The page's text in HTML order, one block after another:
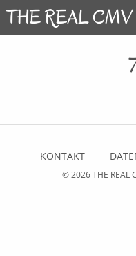
KONTAKT
© 2026THE REAL